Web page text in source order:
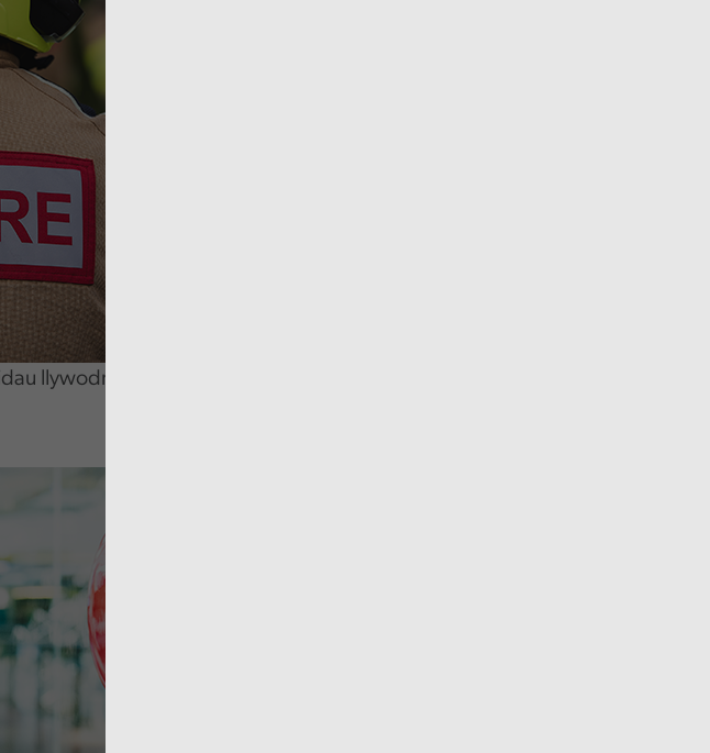
llywodraethu yn Awdurdodau Tân ac Achub